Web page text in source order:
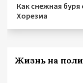
Как снежная
Хорезма
Жизнь на